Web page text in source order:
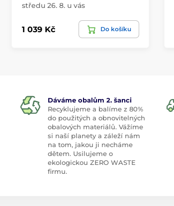
středu 26. 8. u vás
1 039 Kč Do košíku
Dáváme obalům 2. šanci
Recyklujeme a balíme z 80%
do použitých a obnovitelných
obalových materiálů. Vážíme
si naší planety a záleží nám
na tom, jakou ji necháme
dětem. Usilujeme o
ekologickou ZERO WASTE
firmu.